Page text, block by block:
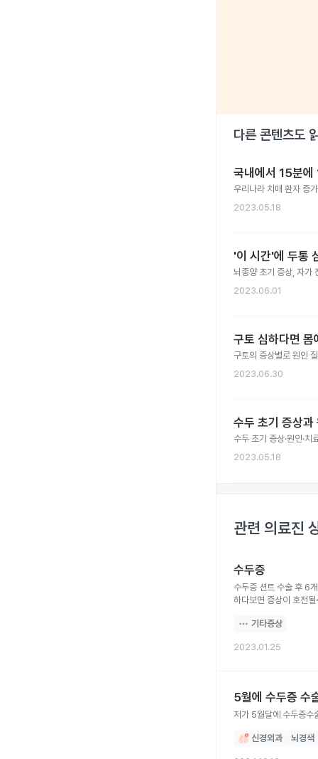
다른 콘텐츠도
국내에서 15분에
우리나라 치매 환자 증
2023.05.18
'이 시간'에 두통
뇌종양 초기 증상, 자가
2023.06.01
구토 심하다면
구토의 증상별로 원인
2023.06.30
수두 초기 증상과
수두 초기 증상·원인·
2023.05.18
관련 의료진
수두증
수두증 션트 수술 후 6개
하다보면 증상이 호전
기타증상
2023.01.25
5월에 수두증 수
저가 5월달에 수두증수
신경외과 뇌경색